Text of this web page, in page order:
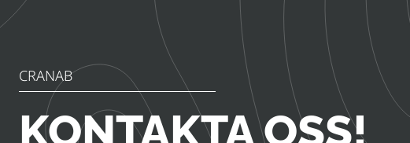
CRANAB
KONTAKTA OSS!